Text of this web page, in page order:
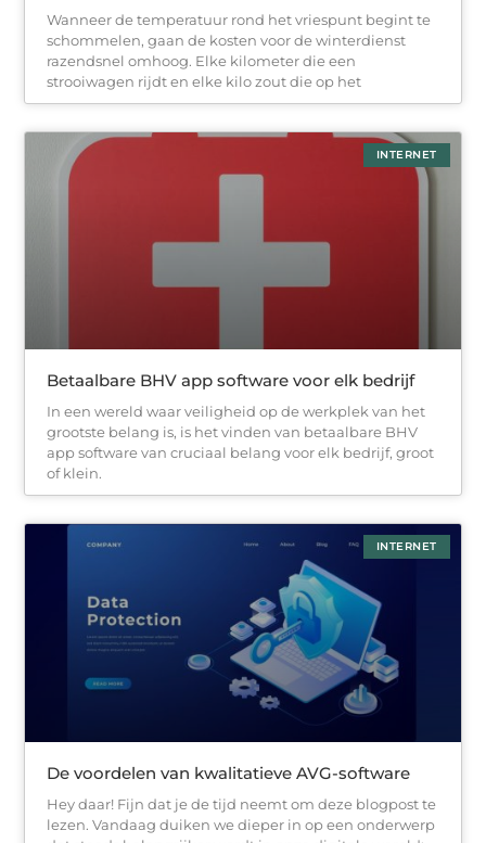
Wanneer de temperatuur rond het vriespunt begint te
schommelen, gaan de kosten voor de winterdienst
razendsnel omhoog. Elke kilometer die een
strooiwagen rijdt en elke kilo zout die op het
INTERNET
Betaalbare BHV app software voor elk bedrijf
In een wereld waar veiligheid op de werkplek van het
grootste belang is, is het vinden van betaalbare BHV
app software van cruciaal belang voor elk bedrijf, groot
of klein.
INTERNET
De voordelen van kwalitatieve AVG-software
Hey daar! Fijn dat je de tijd neemt om deze blogpost te
lezen. Vandaag duiken we dieper in op een onderwerp